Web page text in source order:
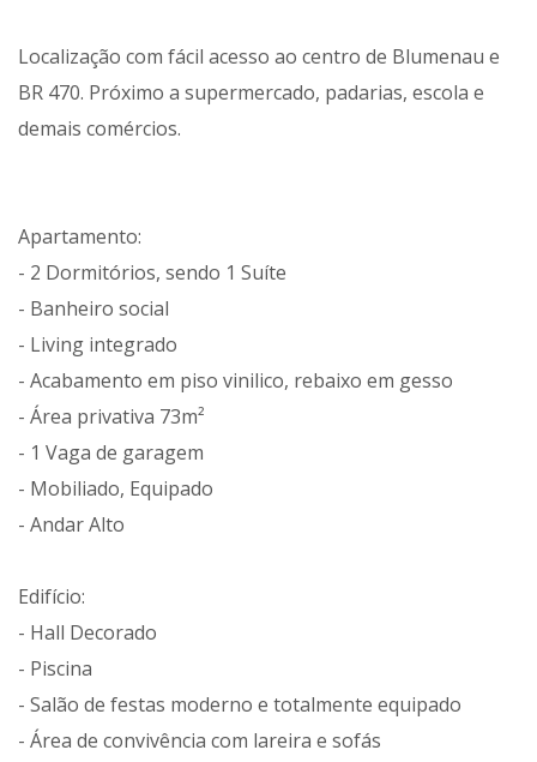
Localização com fácil acesso ao centro de Blumenau e
BR 470. Próximo a supermercado, padarias, escola e
demais comércios.
Apartamento:
- 2 Dormitórios, sendo 1 Suíte
- Banheiro social
- Living integrado
- Acabamento em piso vinilico, rebaixo em gesso
- Área privativa 73m²
- 1 Vaga de garagem
- Mobiliado, Equipado
- Andar Alto
Edifício:
- Hall Decorado
- Piscina
- Salão de festas moderno e totalmente equipado
- Área de convivência com lareira e sofás